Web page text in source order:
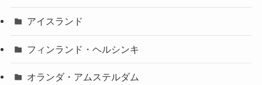
アイスランド
フィンランド・ヘルシンキ
オランダ・アムステルダム